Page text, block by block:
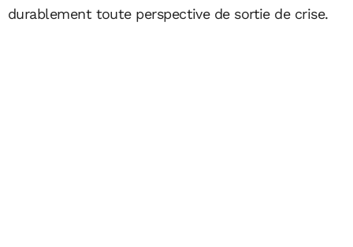
durablement toute perspective de sortie de crise.